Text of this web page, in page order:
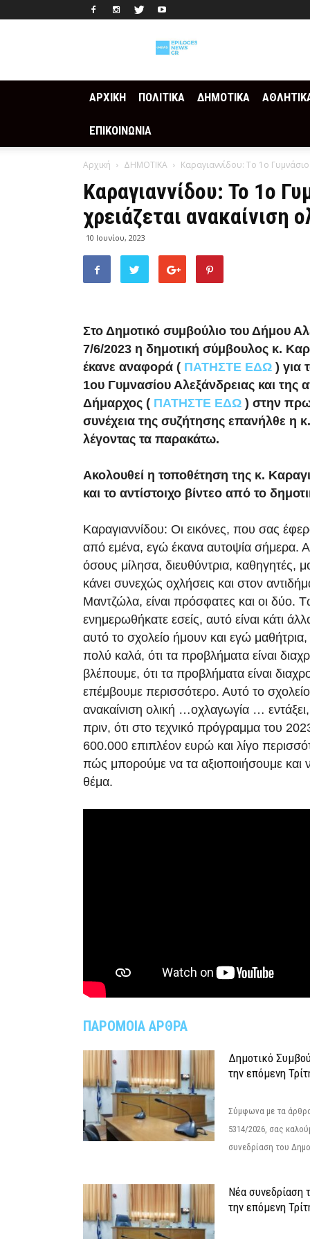
ΑΡΧΙΚΗ ΠΟΛΙΤΙΚΑ ΔΗΜΟΤΙΚΑ
ΕΠΙΚΟΙΝΩΝΙΑ
Αρχική ΔΗΜΟΤΙΚΑ Καραγιαννίδου: Το 1ο Γυμνάσιο
Καραγιαννίδου: Το 1ο
χρειάζεται ανακαίνιση
10 Ιουνίου, 2023
Στο Δημοτικό συμβούλιο του Δήμου
7/6/2023 η δημοτική σύμβουλος κ.
έκανε αναφορά ( ΠΑΤΗΣΤΕ ΕΔΩ ) για
1ου Γυμνασίου Αλεξάνδρειας και της
Δήμαρχος ( ΠΑΤΗΣΤΕ ΕΔΩ ) στην
συνέχεια της συζήτησης επανήλθε η
λέγοντας τα παρακάτω.
Ακολουθεί η τοποθέτηση της κ.
και το αντίστοιχο βίντεο από το
Καραγιαννίδου: Οι εικόνες, που σας
από εμένα, εγώ έκανα αυτοψία σήμερα.
όσους μίλησα, διευθύντρια, καθηγητές,
κάνει συνεχώς οχλήσεις και στον
Μαντζώλα, είναι πρόσφατες και οι δύο.
ενημερωθήκατε εσείς, αυτό είναι κάτι
αυτό το σχολείο ήμουν και εγώ
πολύ καλά, ότι τα προβλήματα είναι
βλέπουμε, ότι τα προβλήματα είναι
επέμβουμε περισσότερο. Αυτό το σχολείο
ανακαίνιση ολική …οχλαγωγία …
πριν, ότι στο τεχνικό πρόγραμμα του
600.000 επιπλέον ευρώ και λίγο
πώς μπορούμε να τα αξιοποιήσουμε και
θέμα.
ΠΑΡΟΜΟΙΑ ΑΡΘΡΑ
Δημοτικό
την επόμενη
Σύμφωνα με τα
5314/2026, σας
συνεδρίαση του
Νέα συνεδρίαση
την επόμενη